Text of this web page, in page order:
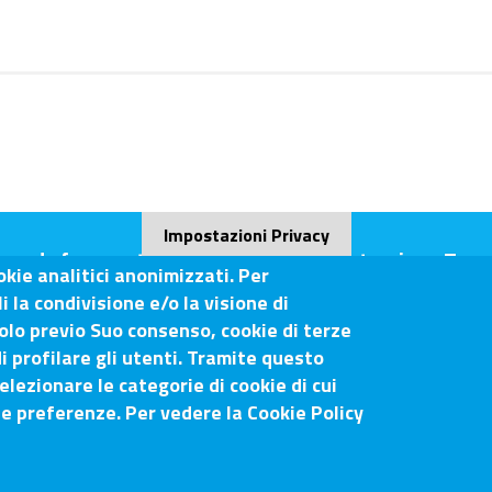
frequenti (FAQ) Amministrazione
Siena
Impostazioni Privacy
analitici anonimizzati. Per
condivisione e/o la visione di
previo Suo consenso, cookie di terze
profilare gli utenti. Tramite questo
le categorie di cookie di cui
preferenze. Per vedere la Cookie Policy